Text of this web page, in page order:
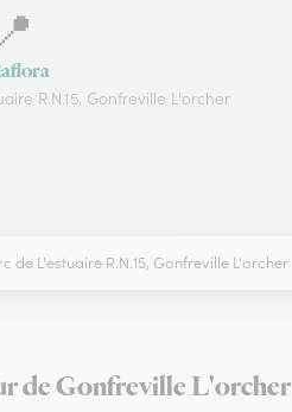
R.N.15, Gonfreville L'orcher
de L'estuaire R.N.15, Gonfreville L'orcher
de Gonfreville L'orcher